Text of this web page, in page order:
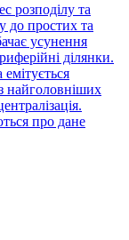
розподілу та
до простих та
усунення
ділянки.
найголовніших
про дане